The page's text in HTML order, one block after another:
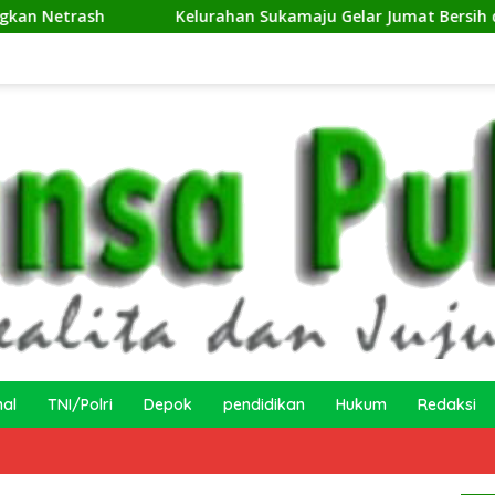
Kelurahan Sukamaju Gelar Jumat Bersih di RW 23, Warga
TNI/Polri Depok pendidikan Hukum Redaksi